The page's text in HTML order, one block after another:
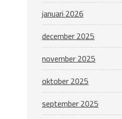
januari 2026
december 2025
november 2025
oktober 2025
september 2025